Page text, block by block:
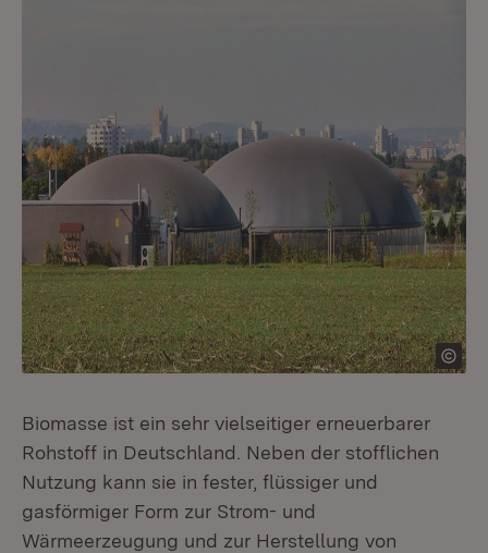
Biomasse ist ein sehr vielseitiger erneuerbarer
Rohstoff in Deutschland. Neben der stofflichen
Nutzung kann sie in fester, flüssiger und
gasförmiger Form zur Strom- und
Wärmeerzeugung und zur Herstellung von